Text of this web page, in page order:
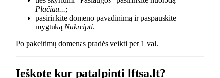
Plačiau...;
pasirinkite domeno pavadinimą ir paspauskite
mygtuką Nukreipti.
Po pakeitimų domenas pradės veikti per 1 val.
Ieškote kur patalpinti lftsa.lt?